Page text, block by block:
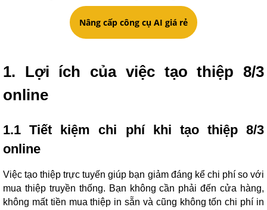
Nâng cấp công cụ AI giá rẻ
1. Lợi ích của việc tạo thiệp 8/3
online
1.1 Tiết kiệm chi phí khi tạo thiệp 8/3
online
Việc tạo thiệp trực tuyến giúp bạn giảm đáng kể chi phí so với
mua thiệp truyền thống. Bạn không cần phải đến cửa hàng,
không mất tiền mua thiệp in sẵn và cũng không tốn chi phí in